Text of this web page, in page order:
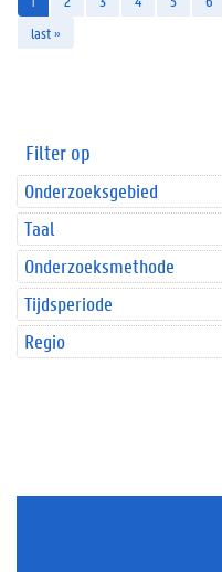
last »
Filter op
Onderzoeksgebied
Taal
Onderzoeksmethode
Tijdsperiode
Regio